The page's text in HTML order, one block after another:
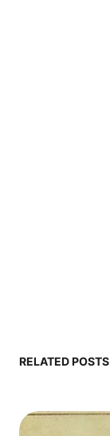
RELATED POSTS